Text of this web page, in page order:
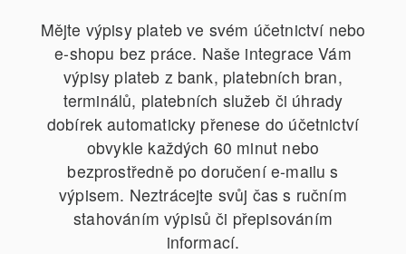
Mějte výpisy plateb ve svém účetnictví nebo
e-shopu bez práce. Naše integrace Vám
výpisy plateb z bank, platebních bran,
terminálů, platebních služeb či úhrady
dobírek automaticky přenese do účetnictví
obvykle každých 60 minut nebo
bezprostředně po doručení e-mailu s
výpisem. Neztrácejte svůj čas s ručním
stahováním výpisů či přepisováním
informací.